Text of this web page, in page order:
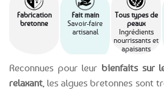
Reconnues pour leur bienfaits sur
relaxant, les algues bretonnes sont
Fabrication
bretonne
Fait main
Savoir-faire
artisanal
Tous types de
peaux
Ingrédients
nourrissants et
apaisants